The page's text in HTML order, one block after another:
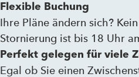
Flexible Buchung
Ihre Pläne ändern sich?
Stornierung ist bis 18 Uhr
Perfekt gelegen für viele
Egal ob Sie einen